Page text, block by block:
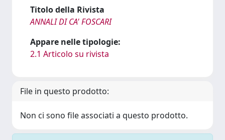
Titolo della Rivista
ANNALI DI CA' FOSCARI
Appare nelle tipologie:
2.1 Articolo su rivista
File in questo prodotto:
Non ci sono file associati a questo prodotto.